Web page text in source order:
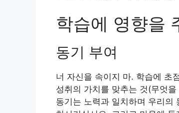
학습에 영향을
동기 부여
너 자신을 속이지 마. 학습에 초
성취의 가치를 맞추는 것(무엇
동기는 노력과 일치하며 우리의